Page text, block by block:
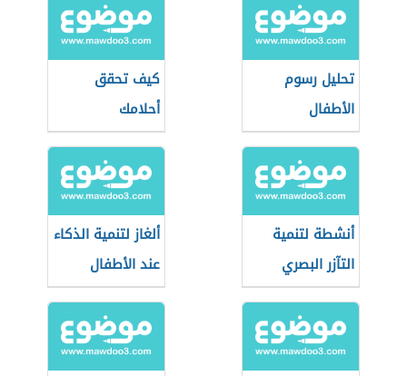
تحليل رسوم
الأطفال
كيف تحقق
أحلامك
أنشطة لتنمية
التآزر البصري
الحركي
ألغاز لتنمية الذكاء
عند الأطفال